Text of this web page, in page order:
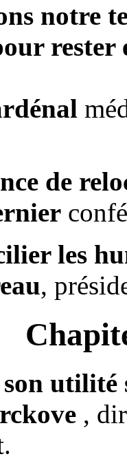
notre
rester
de
les
,
utilité
,